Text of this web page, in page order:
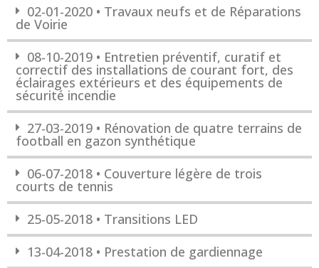
02-01-2020 • Travaux neufs et de Réparations
de Voirie
08-10-2019 • Entretien préventif, curatif et
correctif des installations de courant fort, des
éclairages extérieurs et des équipements de
sécurité incendie
27-03-2019 • Rénovation de quatre terrains de
football en gazon synthétique
06-07-2018 • Couverture légère de trois
courts de tennis
25-05-2018 • Transitions LED
13-04-2018 • Prestation de gardiennage